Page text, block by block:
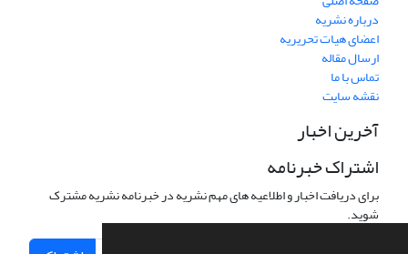
درباره نشریه
اعضای هیات تحریریه
ارسال مقاله
تماس با ما
نقشه سایت
آخرین اخبار
اشتراک خبرنامه
برای دریافت اخبار و اطلاعیه های مهم نشریه در خبرنامه نشریه مشترک
شوید.